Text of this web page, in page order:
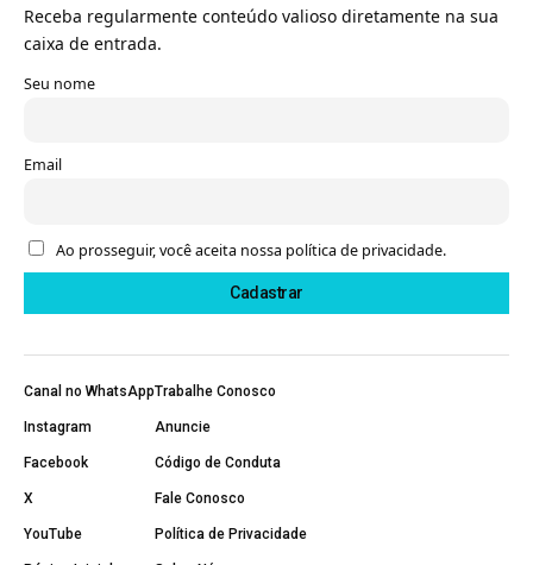
Receba regularmente conteúdo valioso diretamente na sua
caixa de entrada.
Seu nome
Email
Ao prosseguir, você aceita nossa política de privacidade.
Canal no WhatsApp
Instagram
Facebook
X
YouTube
Trabalhe Conosco
Anuncie
Código de Conduta
Fale Conosco
Política de Privacidade